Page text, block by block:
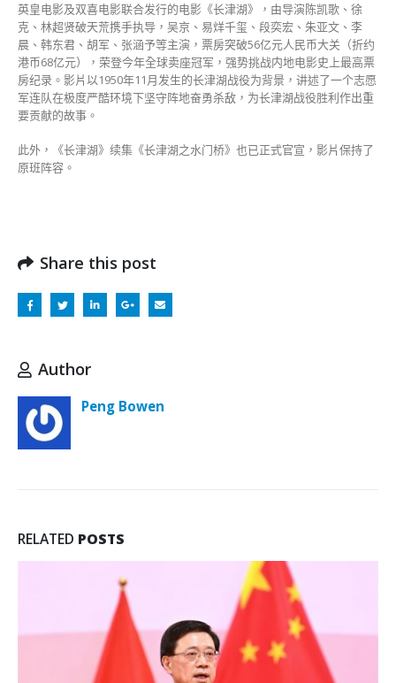
英皇电影及双喜电影联合发行的电影《长津湖》，由导演陈凯歌、徐
克、林超贤破天荒携手执导，吴京、易烊千玺、段奕宏、朱亚文、李
晨、韩东君、胡军、张涵予等主演，票房突破56亿元人民币大关（折约
港币68亿元），荣登今年全球卖座冠军，强势挑战内地电影史上最高票
房纪录。影片以1950年11月发生的长津湖战役为背景，讲述了一个志愿
军连队在极度严酷环境下坚守阵地奋勇杀敌，为长津湖战役胜利作出重
要贡献的故事。
此外，《长津湖》续集《长津湖之水门桥》也已正式官宣，影片保持了
原班阵容。
Share this post
Author
Peng Bowen
RELATED POSTS